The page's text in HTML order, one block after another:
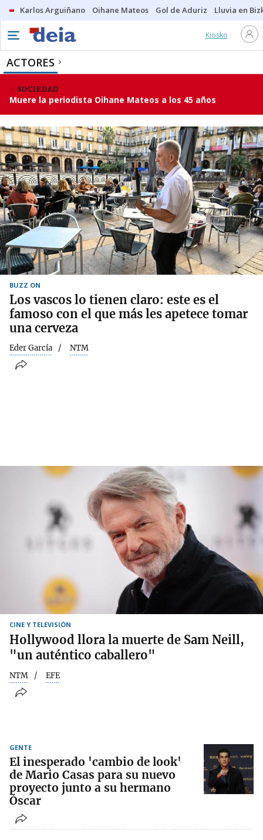
Karlos Arguiñano Oihane Mateos Gol de Aduriz Lluvia en
Kiosko
ACTORES
SOCIEDAD
Muere la periodista Oihane Mateos a los 45 años
BUZZ ON
Los vascos lo tienen claro: este es el
famoso con el que más les apetece tomar
una cerveza
Eder García NTM
CINE Y TELEVISIÓN
Hollywood llora la muerte de Sam Neill,
"un auténtico caballero"
NTM EFE
GENTE
El inesperado 'cambio de look'
de Mario Casas para su nuevo
proyecto junto a su hermano
Óscar